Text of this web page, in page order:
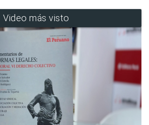
Video más visto